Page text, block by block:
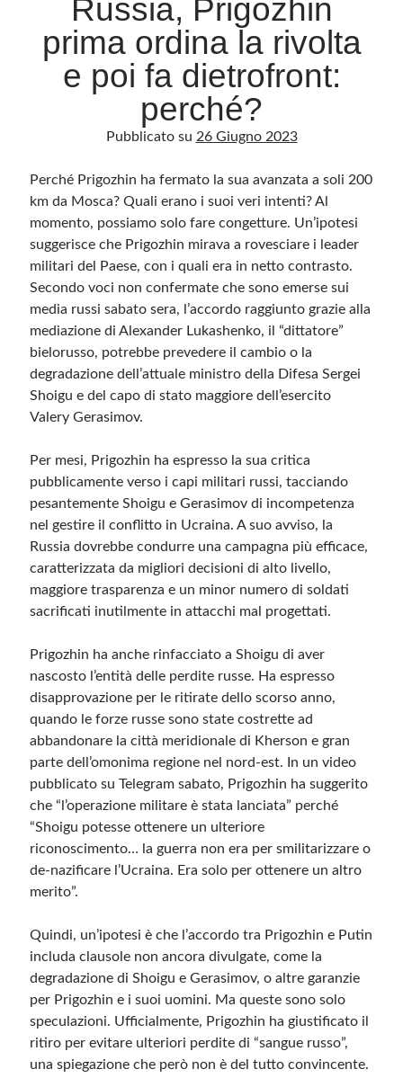
Archivio
senza alcuna periodicità. Non può pertanto considerarsi un prodotto editoriale ai
sensi della legge n· 62 del 7.03.2001. L’autore non è responsabile di quanto
pubblicato dai lettori nei commenti ai vari post. Saranno comunque cancellati quelli
ritenuti offensivi o lesivi dell’immagine o dell’onorabilità di terzi, di genere spam,
razzisti o che contengano dati personali non conformi al rispetto delle norme sulla
privacy. Alcune immagini inserite in questo blog sono tratte da Internet e, pertanto,
considerate di pubblico dominio. Qualora la loro pubblicazione violasse eventuali
diritti d’autore, vi invito a comunicarlo via e-mail a info[at]dinovalle.it e saranno
tramite link né del loro contenuto, che può essere soggetto a variazioni nel tempo.
Accedi
Feed dei contenuti
Feed dei commenti
WordPress.org
Russia, Prigozhin
prima ordina la rivolta
e poi fa dietrofront:
perché?
Pubblicato su 26 Giugno 2023
Perché Prigozhin ha fermato la sua avanzata a soli 200
km da Mosca? Quali erano i suoi veri intenti? Al
momento, possiamo solo fare congetture. Un’ipotesi
suggerisce che Prigozhin mirava a rovesciare i leader
militari del Paese, con i quali era in netto contrasto.
Secondo voci non confermate che sono emerse sui
media russi sabato sera, l’accordo raggiunto grazie alla
mediazione di Alexander Lukashenko, il “dittatore”
bielorusso, potrebbe prevedere il cambio o la
degradazione dell’attuale ministro della Difesa Sergei
Shoigu e del capo di stato maggiore dell’esercito
Valery Gerasimov.
Per mesi, Prigozhin ha espresso la sua critica
pubblicamente verso i capi militari russi, tacciando
pesantemente Shoigu e Gerasimov di incompetenza
nel gestire il conflitto in Ucraina. A suo avviso, la
Russia dovrebbe condurre una campagna più efficace,
caratterizzata da migliori decisioni di alto livello,
maggiore trasparenza e un minor numero di soldati
sacrificati inutilmente in attacchi mal progettati.
Prigozhin ha anche rinfacciato a Shoigu di aver
nascosto l’entità delle perdite russe. Ha espresso
disapprovazione per le ritirate dello scorso anno,
quando le forze russe sono state costrette ad
abbandonare la città meridionale di Kherson e gran
parte dell’omonima regione nel nord-est. In un video
pubblicato su Telegram sabato, Prigozhin ha suggerito
che “l’operazione militare è stata lanciata” perché
“Shoigu potesse ottenere un ulteriore
riconoscimento… la guerra non era per smilitarizzare o
de-nazificare l’Ucraina. Era solo per ottenere un altro
merito”.
Quindi, un’ipotesi è che l’accordo tra Prigozhin e Putin
includa clausole non ancora divulgate, come la
degradazione di Shoigu e Gerasimov, o altre garanzie
per Prigozhin e i suoi uomini. Ma queste sono solo
speculazioni. Ufficialmente, Prigozhin ha giustificato il
ritiro per evitare ulteriori perdite di “sangue russo”,
una spiegazione che però non è del tutto convincente.